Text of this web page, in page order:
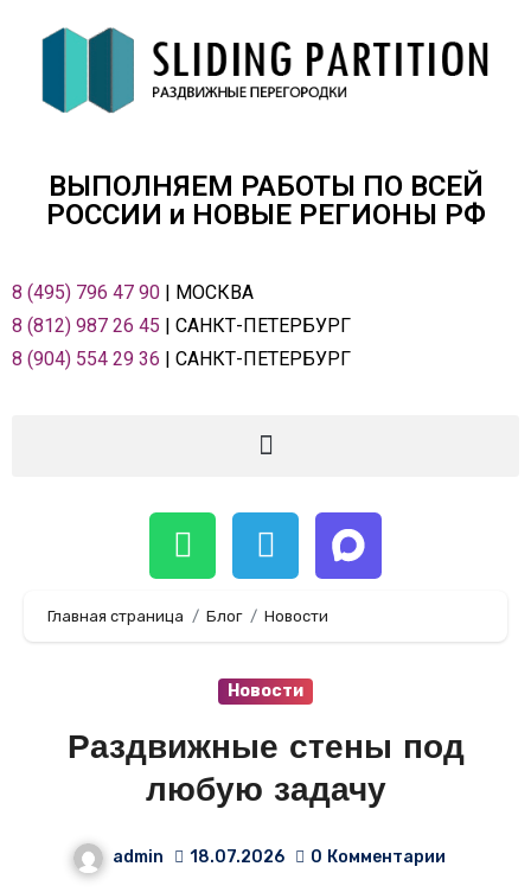
ВЫПОЛНЯЕМ РАБОТЫ ПО ВСЕЙ
РОСCИИ и НОВЫЕ РЕГИОНЫ РФ
8 (495) 796 47 90 | МОСКВА
8 (812) 987 26 45 | САНКТ-ПЕТЕРБУРГ
8 (904) 554 29 36 | САНКТ-ПЕТЕРБУРГ
Главная страница Блог Новости
Новости
Раздвижные стены под
любую задачу
admin 18.07.2026 0 Комментарии